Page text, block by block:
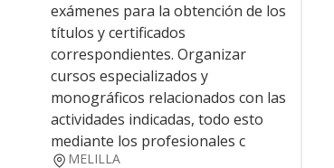
exámenes para la obtención de los
títulos y certificados
correspondientes. Organizar
cursos especializados y
monográficos relacionados con las
actividades indicadas, todo esto
mediante los profesionales c
MELILLA